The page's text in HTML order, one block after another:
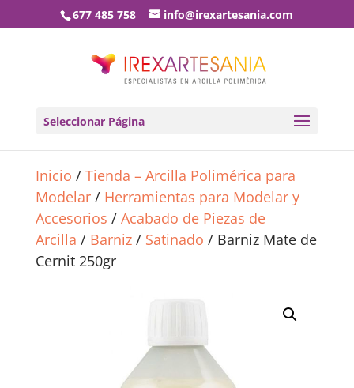
677 485 758 info@irexartesania.com
Seleccionar Página
Inicio / Tienda – Arcilla Polimérica para
Modelar/ Herramientas para Modelar y
Accesorios / Acabado de Piezas de
Arcilla / Barniz/ Satinado / Barniz Mate de
Cernit 250gr